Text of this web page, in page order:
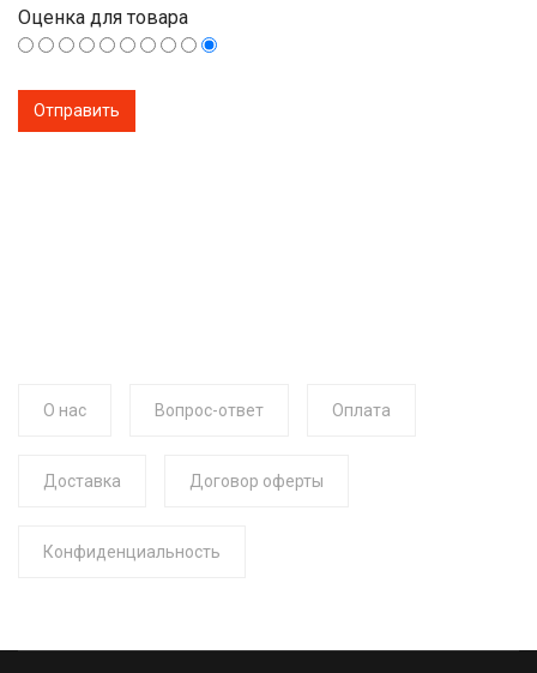
Оценка для товара
О нас Вопрос-ответ Оплата
Доставка Договор оферты
Конфиденциальность